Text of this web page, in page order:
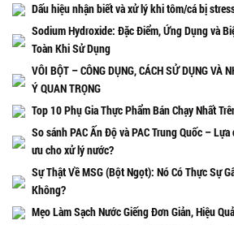
Dấu hiệu nhận biết và xử lý khi tôm/cá bị
Sodium Hydroxide: Đặc Điểm, Ứng Dụng và
Toàn Khi Sử Dụng
VÔI BỘT – CÔNG DỤNG, CÁCH SỬ DỤNG VÀ
Ý QUAN TRỌNG
Top 10 Phụ Gia Thực Phẩm Bán Chạy Nhất
So sánh PAC Ấn Độ và PAC Trung Quốc –
ưu cho xử lý nước?
Sự Thật Về MSG (Bột Ngọt): Nó Có Thực Sự
Không?
Mẹo Làm Sạch Nước Giếng Đơn Giản, Hiệu Quả